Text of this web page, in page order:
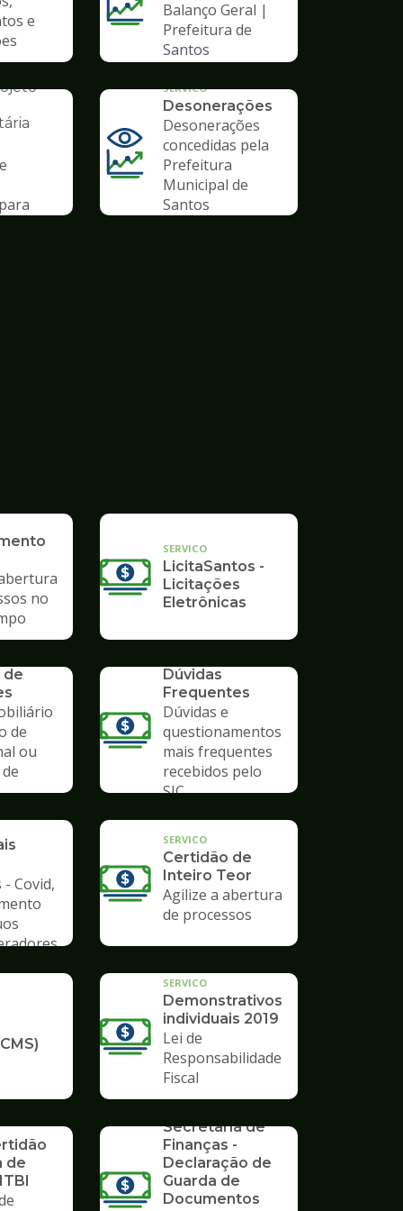
e
Balanço Geral |
Prefeitura de
Santos
SERVICO
Desonerações
Desonerações
concedidas pela
Prefeitura
Municipal de
Santos
no
SERVICO
LicitaSantos -
Licitações
Eletrônicas
de
de
ou
Dúvidas
Frequentes
Dúvidas e
questionamentos
mais frequentes
recebidos pelo
SIC
Covid,
SERVICO
Certidão de
Inteiro Teor
Agilize a abertura
de processos
SERVICO
Demonstrativos
individuais 2019
Lei de
Responsabilidade
Fiscal
de
Secretaria de
Finanças -
Declaração de
Guarda de
Documentos